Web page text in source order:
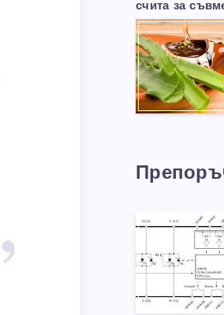
счита за